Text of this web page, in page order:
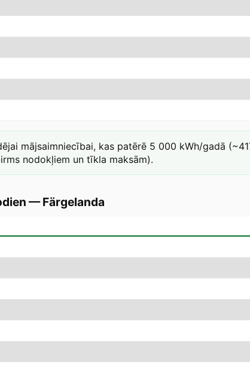
mājsaimniecībai, kas patērē 5 000 kWh/gadā
nodokļiem un tīkla maksām).
—Färgelanda